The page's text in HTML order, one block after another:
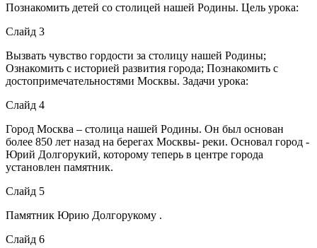
Познакомить детей со столицей нашей Родины. Цель урока:
Слайд 3
Вызвать чувство гордости за столицу нашей Родины;
Ознакомить с историей развития города; Познакомить с
достопримечательностями Москвы. Задачи урока:
Слайд 4
Город Москва – столица нашей Родины. Он был основан
более 850 лет назад на берегах Москвы- реки. Основал город -
Юрий Долгорукий, которому теперь в центре города
установлен памятник.
Слайд 5
Памятник Юрию Долгорукому .
Слайд 6